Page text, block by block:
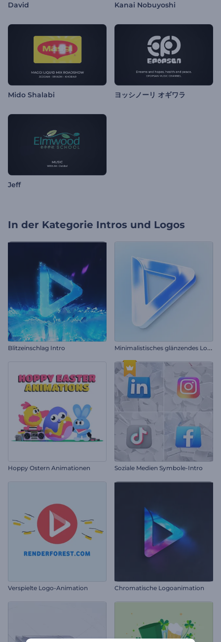
David Kanai Nobuyoshi
Mido Shalabi ヨッシノーリ オギワラ
Jeff
In der Kategorie Intros und Logos
Blitzeinschlag Intro M
inimalistisches glänzendes Logo Reveal
Hoppy Ostern Animationen Soziale Medien Symbole-Intro
Verspielte Logo-Animation Chromatische Logoanimation